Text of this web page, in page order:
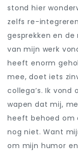
stond hier
zelfs re-
gesprekken en
van mijn werk
heeft enorm
mee, doet iets
collega’s. Ik
wapen dat mij,
heeft behoed om
nog niet. Want
om mijn humor